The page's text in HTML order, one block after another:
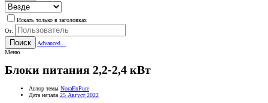
Искать только в заголовках
От:
Поиск
Advanced...
Меню
Блоки питания 2,2-2,4 кВт
Автор темы NoraEnPure
Дата начала 25 Август 2022